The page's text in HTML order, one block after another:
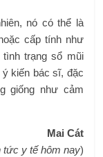
nó có thể là
cấp tính như
tình trạng sổ mũi
ý kiến ​​bác sĩ, đặc
giống như cảm
Mai Cát
tức y tế hôm nay)